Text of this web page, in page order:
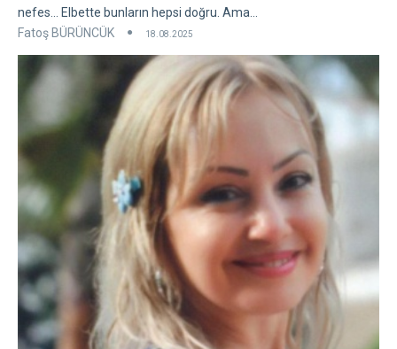
nefes... Elbette bunların hepsi doğru. Ama...
Fatoş BÜRÜNCÜK
18.08.2025